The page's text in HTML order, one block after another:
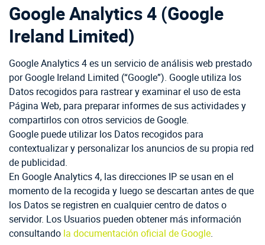
Google Analytics 4 (Google
Ireland Limited)
Google Analytics 4 es un servicio de análisis web prestado
por Google Ireland Limited (“Google”). Google utiliza los
Datos recogidos para rastrear y examinar el uso de esta
Página Web, para preparar informes de sus actividades y
compartirlos con otros servicios de Google.
Google puede utilizar los Datos recogidos para
contextualizar y personalizar los anuncios de su propia red
de publicidad.
En Google Analytics 4, las direcciones IP se usan en el
momento de la recogida y luego se descartan antes de que
los Datos se registren en cualquier centro de datos o
servidor. Los Usuarios pueden obtener más información
consultando la documentación oficial de Google.